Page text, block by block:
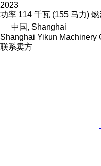
2023
功率 114 千瓦 (155 马力) 燃
中国, Shanghai
Shanghai Yikun Machinery
联系卖方